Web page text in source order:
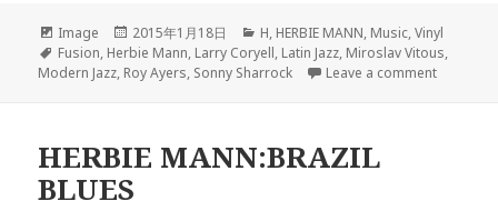
Format
Image
Posted
on
2015年1月18日 Categories
H, HERBIE MANN, Music,Vinyl
Tags
Fusion, Herbie Mann, Larry Coryell, Latin Jazz, Miroslav Vitous,
Modern Jazz, Roy Ayers, Sonny Sharrock Leave a comment
HERBIE MANN:BRAZIL
BLUES